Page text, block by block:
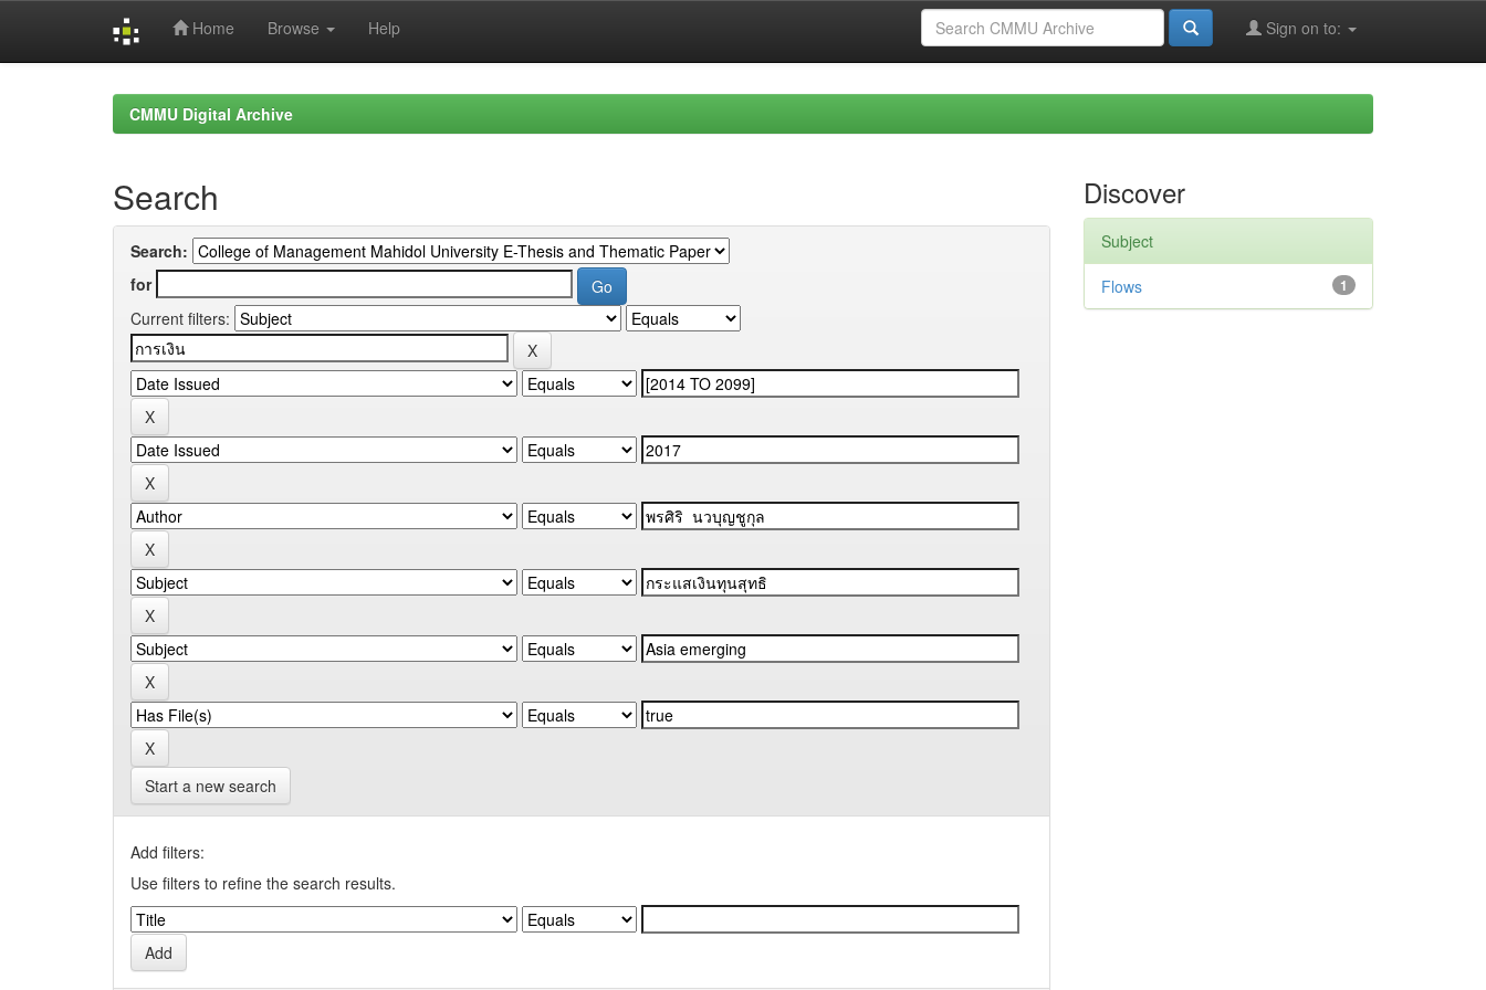
Home Browse Help Sign on to:
CMMU Digital Archive
Search
Search:
for
Current filters:
Start a new search
Add filters:
Use filters to refine the search results.
Discover
Subject
1
Flows